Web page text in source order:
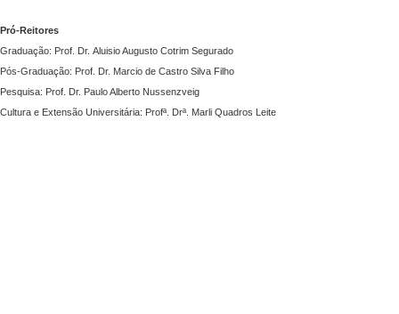
Pró-Reitores
Graduação: Prof. Dr. Aluisio Augusto Cotrim Segurado
Pós-Graduação: Prof. Dr. Marcio de Castro Silva Filho
Pesquisa: Prof. Dr. Paulo Alberto Nussenzveig
Cultura e Extensão Universitária: Profª. Drª. Marli Quadros Leite